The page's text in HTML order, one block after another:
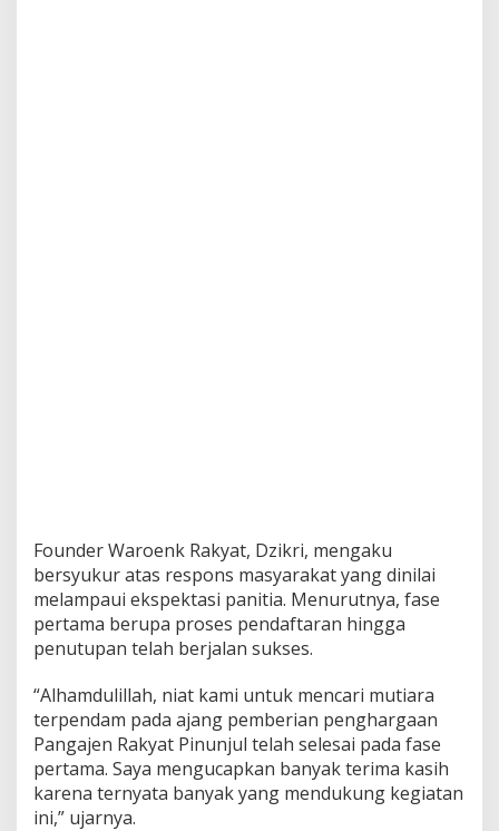
Founder Waroenk Rakyat, Dzikri, mengaku
bersyukur atas respons masyarakat yang dinilai
melampaui ekspektasi panitia. Menurutnya, fase
pertama berupa proses pendaftaran hingga
penutupan telah berjalan sukses.
“Alhamdulillah, niat kami untuk mencari mutiara
terpendam pada ajang pemberian penghargaan
Pangajen Rakyat Pinunjul telah selesai pada fase
pertama. Saya mengucapkan banyak terima kasih
karena ternyata banyak yang mendukung kegiatan
ini,” ujarnya.